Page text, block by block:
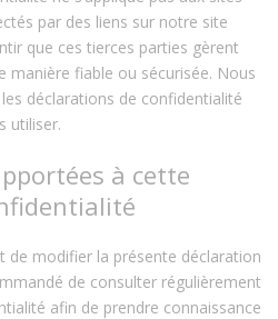
par des liens sur notre site
que ces tierces parties gèrent
manière fiable ou sécurisée. Nous
déclarations de confidentialité
utiliser.
à cette
de modifier la présente déclaration
de consulter régulièrement
afin de prendre connaissance